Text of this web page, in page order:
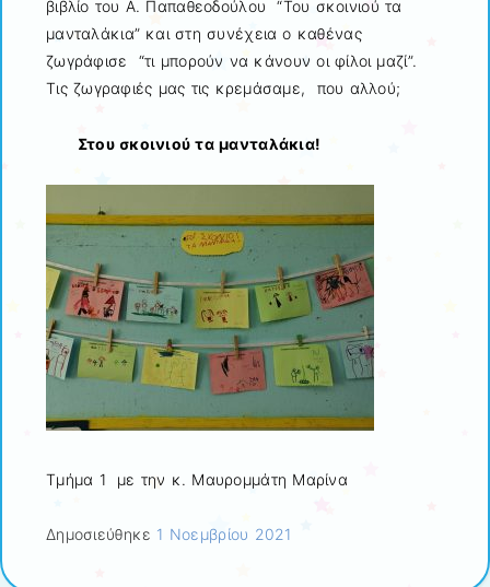
βιβλίο του Α. Παπαθεοδούλου “Του σκοινιού τα
μανταλάκια” και στη συνέχεια ο καθένας
ζωγράφισε “τι μπορούν να κάνουν οι φίλοι μαζί”.
Τις ζωγραφιές μας τις κρεμάσαμε, που αλλού;
Στου σκοινιού τα μανταλάκια!
Τμήμα 1 με την κ. Μαυρομμάτη Μαρίνα
Δημοσιεύθηκε 1 Νοεμβρίου 2021